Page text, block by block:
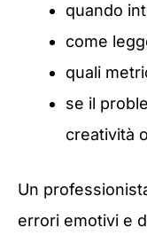
quando
come
quali
se il
creatività
Un
errori emotivi e